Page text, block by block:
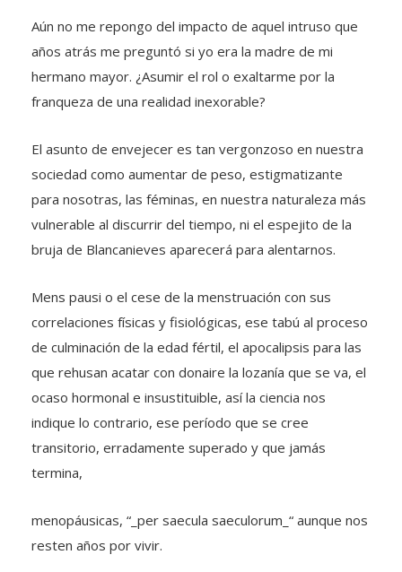
Aún no me repongo del impacto de aquel intruso que
años atrás me preguntó si yo era la madre de mi
hermano mayor. ¿Asumir el rol o exaltarme por la
franqueza de una realidad inexorable?
El asunto de envejecer es tan vergonzoso en nuestra
sociedad como aumentar de peso, estigmatizante
para nosotras, las féminas, en nuestra naturaleza más
vulnerable al discurrir del tiempo, ni el espejito de la
bruja de Blancanieves aparecerá para alentarnos.
Mens pausi o el cese de la menstruación con sus
correlaciones físicas y fisiológicas, ese tabú al proceso
de culminación de la edad fértil, el apocalipsis para las
que rehusan acatar con donaire la lozanía que se va, el
ocaso hormonal e insustituible, así la ciencia nos
indique lo contrario, ese período que se cree
transitorio, erradamente superado y que jamás
termina,
menopáusicas, “_per saecula saeculorum_“ aunque nos
resten años por vivir.